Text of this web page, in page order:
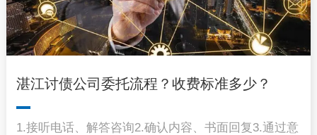
湛江讨债公司委托流程？收费标准多少？
1.接听电话、解答咨询2.确认内容、书面回复3.通过意